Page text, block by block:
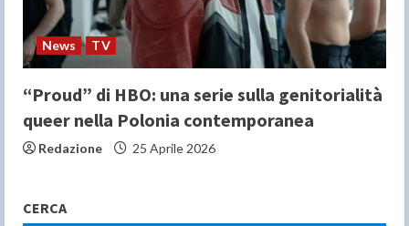
News TV
“Proud” di HBO: una serie sulla genitorialità
queer nella Polonia contemporanea
Redazione 25 Aprile 2026
CERCA